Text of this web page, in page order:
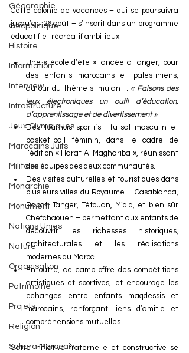
Géographie
Géopolitique
Histoire
Information
Interview
Infrastructure
Jeux Olympiques
Marocains Juifs
Militaire
Monarchie
Monument
Nations Unies
Nature
Organisation
Patrimoine
Projets
Religion
Sahara Marocain
Cette colonie de vacances – qui se poursuivra
jusqu’au 26 août – s’inscrit dans un programme
éducatif et récréatif ambitieux :
Une « école d’été » lancée à Tanger, pour
des enfants marocains et palestiniens,
autour du thème stimulant : « Faisons des
jeux électroniques un outil d’éducation,
d’apprentissage et de divertissement ».
Des tournois sportifs : futsal masculin et
basket-ball féminin, dans le cadre de
l’édition « Harat Al Maghariba », réunissant
des équipes des deux communautés.
Des visites culturelles et touristiques dans
plusieurs villes du Royaume – Casablanca,
Rabat, Tanger, Tétouan, M’diq, et bien sûr
Chefchaouen – permettant aux enfants de
découvrir les richesses historiques,
architecturales et les réalisations
modernes du Maroc.
En outre, ce camp offre des compétitions
artistiques et sportives, et encourage les
échanges entre enfants maqdessis et
marocains, renforçant liens d’amitié et
compréhensions mutuelles.
Cette initiative fraternelle et constructive se